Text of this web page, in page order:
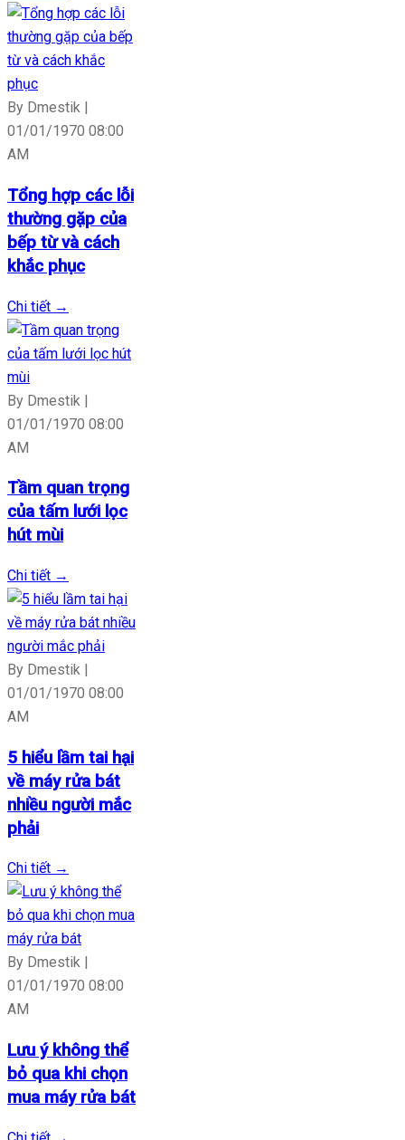
By Dmestik |
01/01/1970 08:00
AM
Tổng hợp các lỗi
thường gặp của
bếp từ và cách
khắc phục
Chi tiết →
By Dmestik |
01/01/1970 08:00
AM
Tầm quan trọng
của tấm lưới lọc
hút mùi
Chi tiết →
By Dmestik |
01/01/1970 08:00
AM
5 hiểu lầm tai hại
về máy rửa bát
nhiều người mắc
phải
Chi tiết →
By Dmestik |
01/01/1970 08:00
AM
Lưu ý không thể
bỏ qua khi chọn
mua máy rửa bát